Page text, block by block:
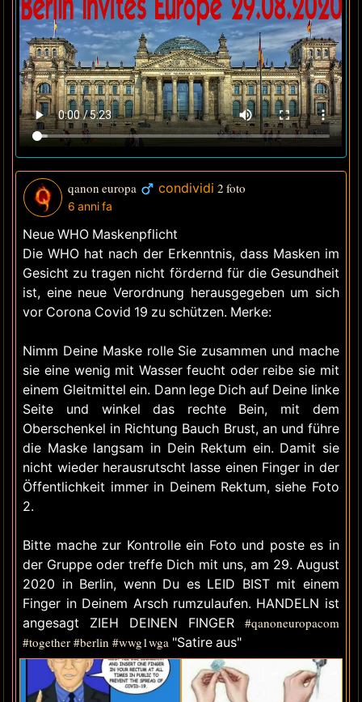
qanon europa condividi2 foto
6 anni fa
Neue WHO Maskenpflicht
Die WHO hat nach der Erkenntnis, dass Masken im
Gesicht zu tragen nicht fördernd für die Gesundheit
ist, eine neue Verordnung herausgegeben um sich
vor Corona Covid 19 zu schützen. Merke:
Nimm Deine Maske rolle Sie zusammen und mache
sie eine wenig mit Wasser feucht oder reibe sie mit
einem Gleitmittel ein. Dann lege Dich auf Deine linke
Seite und winkel das rechte Bein, mit dem
Oberschenkel in Richtung Bauch Brust, an und führe
die Maske langsam in Dein Rektum ein. Damit sie
nicht wieder herausrutscht lasse einen Finger in der
Öffentlichkeit immer in Deinem Rektum, siehe Foto
2.
Bitte mache zur Kontrolle ein Foto und poste es in
der Gruppe oder treffe Dich mit uns, am 29. August
2020 in Berlin, wenn Du es LEID BIST mit einem
Finger in Deinem Arsch rumzulaufen. HANDELN ist
angesagt ZIEH DEINEN FINGER #qanoneuropacom
#together #berlin #wwg1wga "Satire aus"